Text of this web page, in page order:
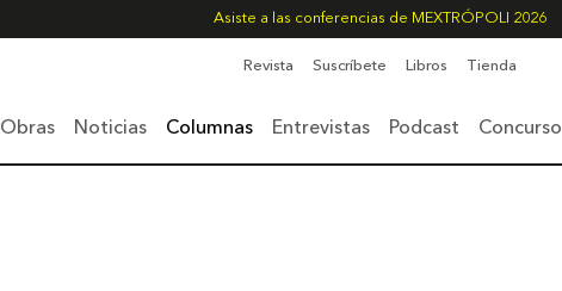
Asiste a las conferencias de MEXTRÓPOLI 2026
Revista Suscríbete Libros Tienda
Obras Noticias Columnas Entrevistas Podcast Concurso